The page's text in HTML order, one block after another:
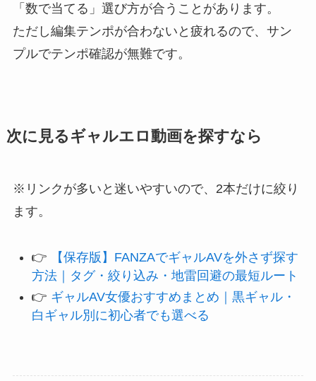
「数で当てる」選び方が合うことがあります。
ただし編集テンポが合わないと疲れるので、サン
プルでテンポ確認が無難です。
次に見るギャルエロ動画を探すなら
※リンクが多いと迷いやすいので、2本だけに絞り
ます。
👉
【保存版】FANZAでギャルAVを外さず探す
方法｜タグ・絞り込み・地雷回避の最短ルート
👉 ギャルAV女優おすすめまとめ｜黒ギャル・
白ギャル別に初心者でも選べる